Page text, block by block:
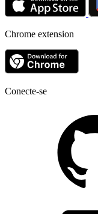
Chrome extension
Conecte-se